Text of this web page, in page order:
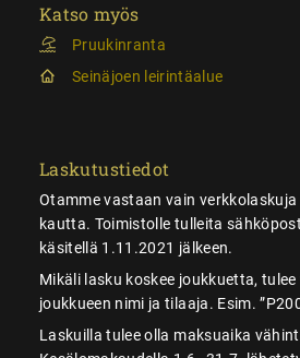
Katso myös
Pruukinranta
Seinäjoen leirintäalue
Laskutustiedot
Otamme vastaan vain
kautta. Toimistolle tulleita
käsitellä 1.11.2021 jälkeen.
Mikäli lasku koskee joukkuetta,
joukkueen nimi ja tilaaja. Esim.
Laskuilla tulee olla maksuaika